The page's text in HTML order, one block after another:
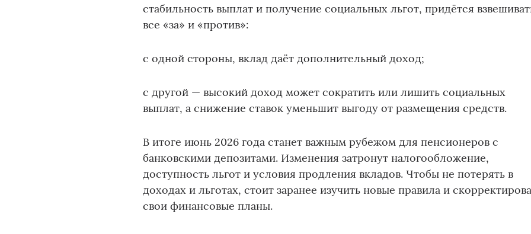
стабильность выплат и получение социальных льгот, придётся
все «за» и «против»:
с одной стороны, вклад даёт дополнительный доход;
с другой — высокий доход может сократить или лишить социальных
выплат, а снижение ставок уменьшит выгоду от размещения средств.
В итоге июнь 2026 года станет важным рубежом для пенсионеров с
банковскими депозитами. Изменения затронут налогообложение,
доступность льгот и условия продления вкладов. Чтобы не потерять в
доходах и льготах, стоит заранее изучить новые правила и
свои финансовые планы.